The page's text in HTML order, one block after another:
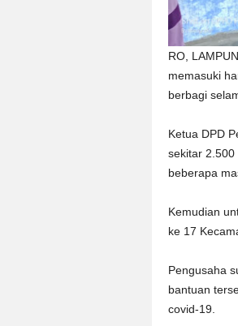
RO,
memasuki
berbagi
Ketua DPD
sekitar 2.500
beberapa
Kemudian
ke 17
Pengusaha
bantuan
covid-19.